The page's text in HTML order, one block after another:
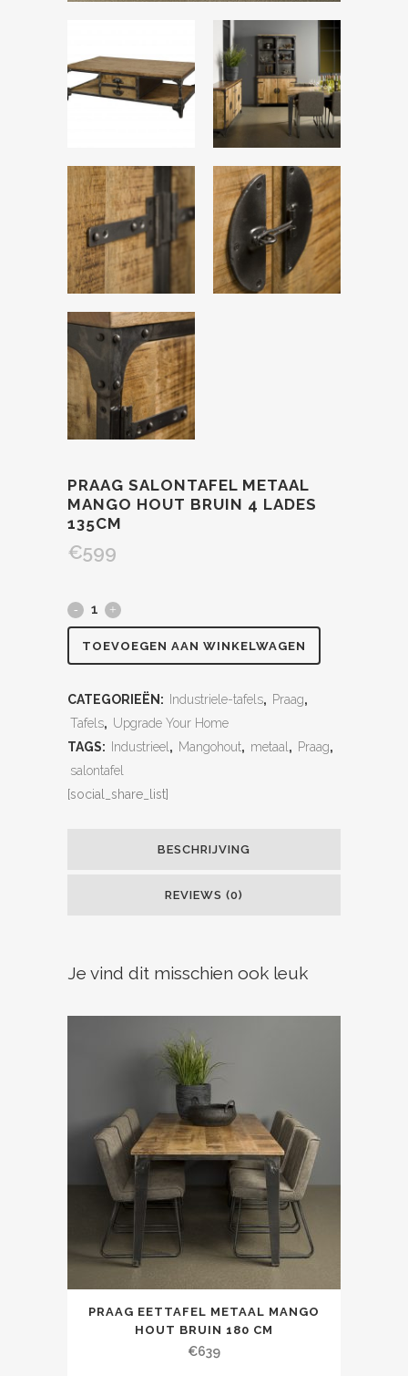
PRAAG SALONTAFEL METAAL
MANGO HOUT BRUIN 4 LADES
135CM
€599
TOEVOEGEN AAN WINKELWAGEN
CATEGORIEËN: Industriele-tafels, Praag,
Tafels, Upgrade Your Home
TAGS:
Industrieel, Mangohout, metaal, Praag,
salontafel
[social_share_list]
BESCHRIJVING
REVIEWS (0)
Je vind dit misschien ook leuk
PRAAG EETTAFEL METAAL MANGO
HOUT BRUIN 180 CM
€639